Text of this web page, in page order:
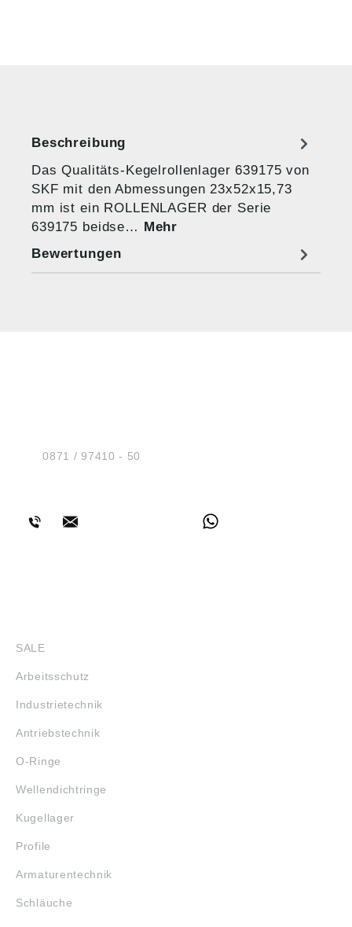
Beschreibung
Das Qualitäts-Kegelrollenlager 639175 von
SKF mit den Abmessungen 23x52x15,73
mm ist ein ROLLENLAGER der Serie
639175 beidse… Mehr
Bewertungen
Tel.:0871 / 97410 - 50
SALE
Arbeitsschutz
Industrietechnik
Antriebstechnik
O-Ringe
Wellendichtringe
Kugellager
Profile
Armaturentechnik
Schläuche